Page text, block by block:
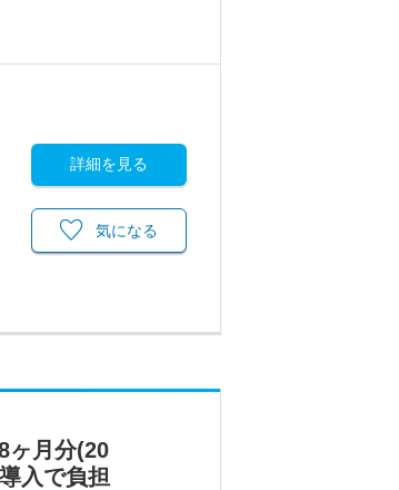
詳細を見る
気になる
ヶ月分(20
入で負担